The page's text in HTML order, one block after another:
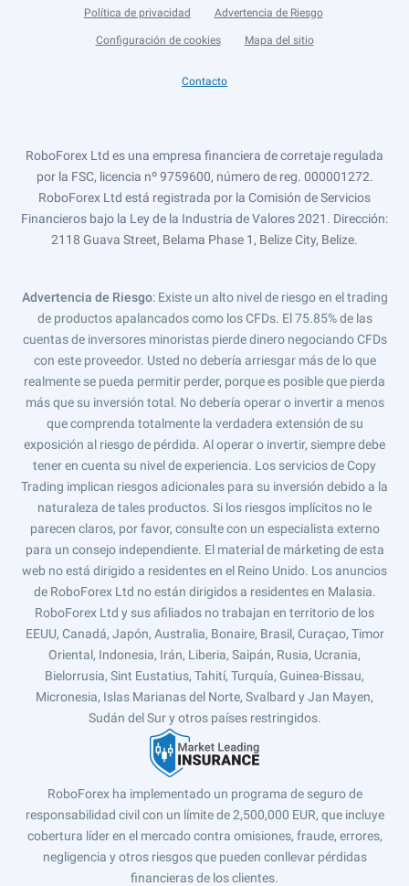
Política de privacidad Advertencia de Riesgo
Configuración de cookies Mapa del sitio
Contacto
RoboForex Ltd es una empresa financiera de corretaje regulada
por la FSC, licencia nº 9759600, número de reg. 000001272.
RoboForex Ltd está registrada por la Comisión de Servicios
Financieros bajo la Ley de la Industria de Valores 2021. Dirección:
2118 Guava Street, Belama Phase 1, Belize City, Belize.
Advertencia de Riesgo: Existe un alto nivel de riesgo en el trading
de productos apalancados como los CFDs. El 75.85% de las
cuentas de inversores minoristas pierde dinero negociando CFDs
con este proveedor. Usted no debería arriesgar más de lo que
realmente se pueda permitir perder, porque es posible que pierda
más que su inversión total. No debería operar o invertir a menos
que comprenda totalmente la verdadera extensión de su
exposición al riesgo de pérdida. Al operar o invertir, siempre debe
tener en cuenta su nivel de experiencia. Los servicios de Copy
Trading implican riesgos adicionales para su inversión debido a la
naturaleza de tales productos. Si los riesgos implícitos no le
parecen claros, por favor, consulte con un especialista externo
para un consejo independiente. El material de márketing de esta
web no está dirigido a residentes en el Reino Unido. Los anuncios
de RoboForex Ltd no están dirigidos a residentes en Malasia.
RoboForex Ltd y sus afiliados no trabajan en territorio de los
EEUU, Canadá, Japón, Australia, Bonaire, Brasil, Curaçao, Timor
Oriental, Indonesia, Irán, Liberia, Saipán, Rusia, Ucrania,
Bielorrusia, Sint Eustatius, Tahití, Turquía, Guinea-Bissau,
Micronesia, Islas Marianas del Norte, Svalbard y Jan Mayen,
Sudán del Sur y otros países restringidos.
RoboForex ha implementado un programa de seguro de
responsabilidad civil con un límite de 2,500,000 EUR, que incluye
cobertura líder en el mercado contra omisiones, fraude, errores,
negligencia y otros riesgos que pueden conllevar pérdidas
financieras de los clientes.